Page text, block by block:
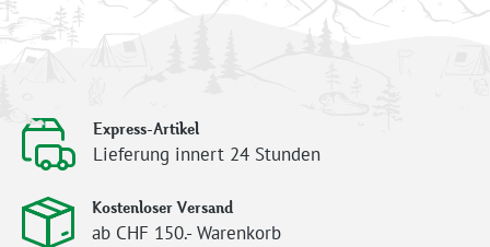
Express-Artikel
Lieferung innert 24 Stunden
Kostenloser Versand
ab CHF 150.- Warenkorb